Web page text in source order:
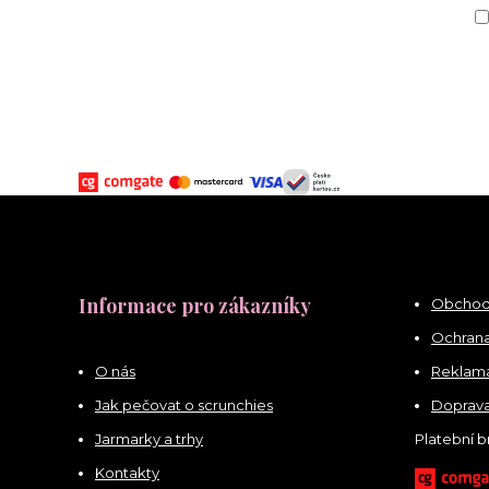
Informace pro zákazníky
O nás
Jak pečovat o scrunchies
Jarmarky a trhy
Kontakty
Platební